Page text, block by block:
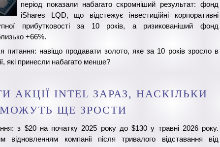
період показали набагато скромніший результат: фонд
iShares LQD, що відстежує інвестиційні корпоративні
прибутковості за 10 років, а ризикованіший фонд
+66%.
питання: навіщо продавати золото, яке за 10 років зросло в
які принесли набагато менше?
АКЦІЇ INTEL ЗАРАЗ, НАСКІЛЬКИ
ЩЕ ЗРОСТИ
з $20 на початку 2025 року до $130 у травні 2026 року.
відновленням компанії після тривалого відставання від